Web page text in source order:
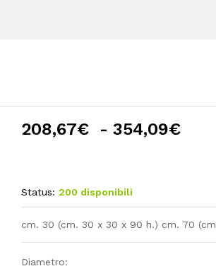
208,67€ - 354,09€
a
Status: 200 disponibili
cm. 30 (cm. 30 x 30 x 90 h.) cm. 70
Diametro: